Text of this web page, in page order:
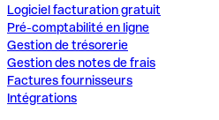
Logiciel facturation gratuit
Pré-comptabilité en ligne
Gestion de trésorerie
Gestion des notes de frais
Factures fournisseurs
Intégrations